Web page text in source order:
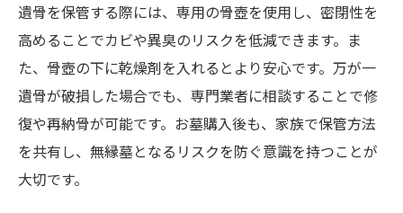
お墓放置による無縁墓化の流れと防止策
親族間で無縁墓を防ぐための具体的な話し
合い
墓じまいしない知恵を活かした管理術
管理費滞納を防ぐお墓維持のポイント
松戸市でお墓購入に悩む方への具体策
遺骨を保管する際には、専用の骨壺を使用し、密閉性を
高めることでカビや異臭のリスクを低減できます。ま
た、骨壺の下に乾燥剤を入れるとより安心です。万が一
遺骨が破損した場合でも、専門業者に相談することで修
復や再納骨が可能です。お墓購入後も、家族で保管方法
を共有し、無縁墓となるリスクを防ぐ意識を持つことが
大切です。